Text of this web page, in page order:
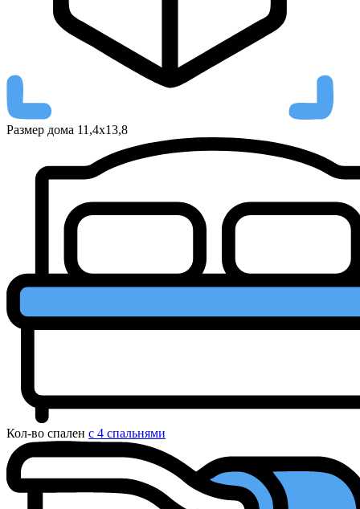
Размер дома 11,4х13,8
Кол-во спален с 4 спальнями